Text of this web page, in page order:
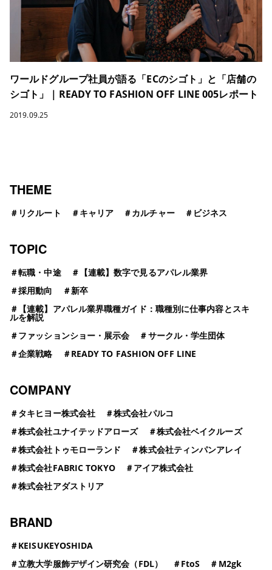
ワールドグループ社員が語る「ECのシゴト」と「店舗の
シゴト」｜READY TO FASHION OFF LINE 005レポート
2019.09.25
THEME
＃ リクルート ＃キャリア ＃カルチャー ＃ ビジネス
TOPIC
＃転職・中途 ＃ 【連載】数字で見るアパレル業界
＃採用動向 ＃新卒
＃
【連載】アパレル業界職種ガイド：職種別に仕事内容とスキ
ルを解説
＃ファッションショー・展示会 ＃サークル・学生団体
＃企業戦略 ＃READY TO FASHION OFF LINE
COMPANY
＃タキヒヨー株式会社 ＃株式会社パルコ
＃株式会社ユナイテッドアローズ ＃株式会社ベイクルーズ
＃株式会社トゥモローランド ＃株式会社ティンパンアレイ
＃株式会社FABRIC TOKYO ＃アイア株式会社
＃株式会社アダストリア
BRAND
＃KEISUKEYOSHIDA
＃立教大学服飾デザイン研究会（FDL） ＃FtoS ＃ M2gk